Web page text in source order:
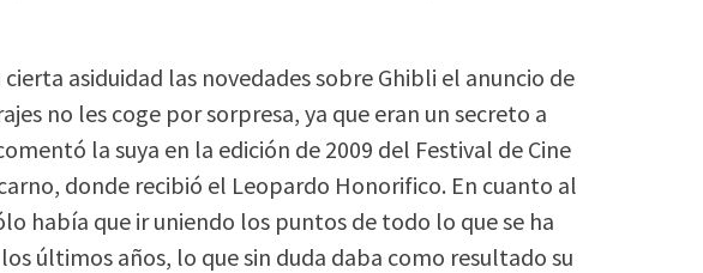
cierta asiduidad las novedades sobre Ghibli el anuncio de
no les coge por sorpresa, ya que eran un secreto a
la suya en la edición de 2009 del Festival de Cine
donde recibió el Leopardo Honorifico. En cuanto al
había que ir uniendo los puntos de todo lo que se ha
últimos años, lo que sin duda daba como resultado su